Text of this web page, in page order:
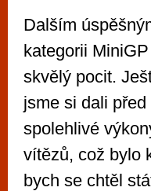
Dalším
kategorii
skvělý pocit.
jsme si dali
spolehlivé
vítězů, což bylo
bych se chtěl